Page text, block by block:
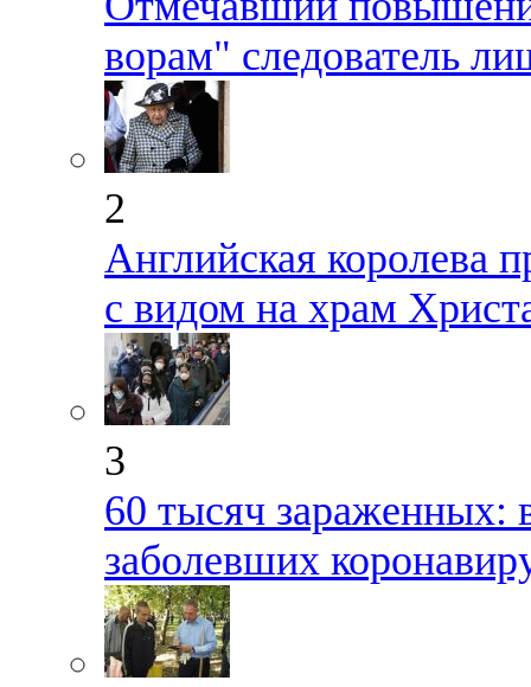
ворам" следователь
2
Английская королева
с видом на храм
3
60 тысяч зараженных:
заболевших